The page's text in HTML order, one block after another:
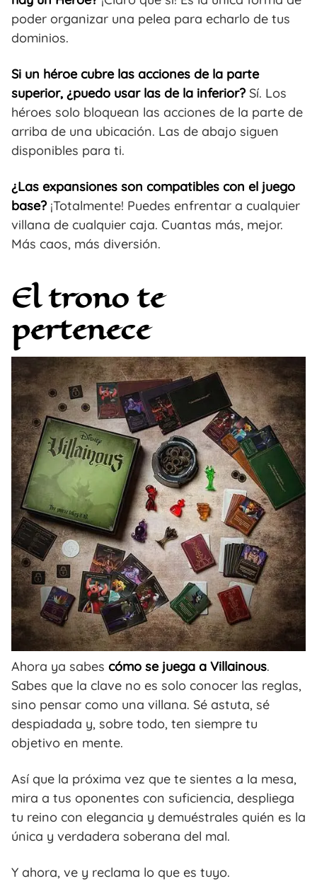
poder organizar una pelea para echarlo de tus
dominios.
Si un héroe cubre las acciones de la parte
superior, ¿puedo usar las de la inferior? Sí. Los
héroes solo bloquean las acciones de la parte de
arriba de una ubicación. Las de abajo siguen
disponibles para ti.
¿Las expansiones son compatibles con el juego
base? ¡Totalmente! Puedes enfrentar a cualquier
villana de cualquier caja. Cuantas más, mejor.
Más caos, más diversión.
El trono te
pertenece
Ahora ya sabes cómo se juega a Villainous.
Sabes que la clave no es solo conocer las reglas,
sino pensar como una villana. Sé astuta, sé
despiadada y, sobre todo, ten siempre tu
objetivo en mente.
Así que la próxima vez que te sientes a la mesa,
mira a tus oponentes con suficiencia, despliega
tu reino con elegancia y demuéstrales quién es la
única y verdadera soberana del mal.
Y ahora, ve y reclama lo que es tuyo.